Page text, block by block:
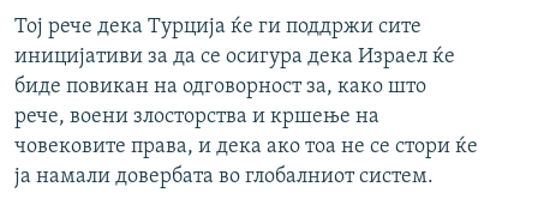
Тој рече дека Турција ќе ги поддржи сите
иницијативи за да се осигура дека Израел ќе
биде повикан на одговорност за, како што
рече, воени злосторства и кршење на
човековите права, и дека ако тоа не се стори ќе
ја намали довербата во глобалниот систем.